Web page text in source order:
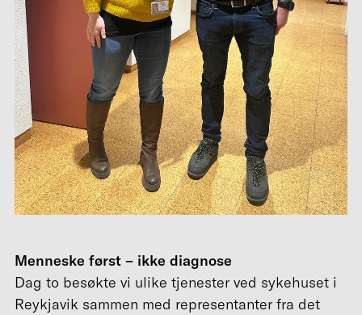
Menneske først – ikke diagnose
Dag to besøkte vi ulike tjenester ved sykehuset i
Reykjavik sammen med representanter fra det